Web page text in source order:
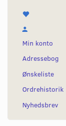
Min konto
Adressebog
Ønskeliste
Ordrehistorik
Nyhedsbrev